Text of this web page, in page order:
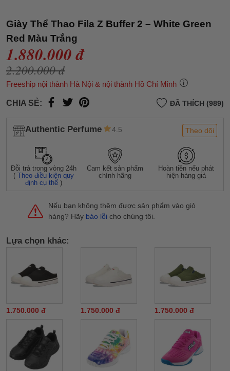
Giày Thể Thao Fila Z Buffer 2 – White Green
Red Màu Trắng
1.880.000 đ
2.200.000 đ
Freeship nội thành Hà Nội & nội thành Hồ Chí Minh
CHIA SẺ: ĐÃ THÍCH (989)
Authentic Perfume 4.5 Theo dõi
Đỗi trả trong vòng 24h
(Theo điều kiện quy
định cụ thể )
Cam kết sản phẩm
chính hãng
Hoàn tiền nếu phát
hiện hàng giả
Nếu bạn không thêm được sản phẩm vào giỏ
hàng? Hãy báo lỗi cho chúng tôi.
Lựa chọn khác:
1.750.000 đ 1.750.000 đ 1.750.000 đ